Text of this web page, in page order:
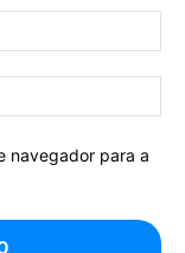
navegador para a